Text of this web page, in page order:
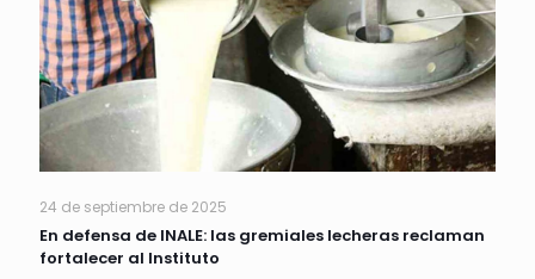
24 de septiembre de 2025
En defensa de INALE: las gremiales lecheras reclaman
fortalecer al Instituto